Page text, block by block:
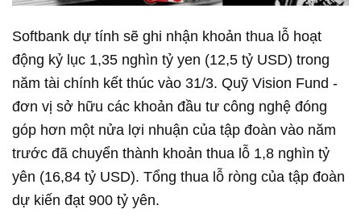
Softbank dự tính sẽ ghi nhận khoản thua lỗ hoạt
động kỷ lục 1,35 nghìn tỷ yen (12,5 tỷ USD) trong
năm tài chính kết thúc vào 31/3. Quỹ Vision Fund -
đơn vị sở hữu các khoản đầu tư công nghệ đóng
góp hơn một nửa lợi nhuận của tập đoàn vào năm
trước đã chuyển thành khoản thua lỗ 1,8 nghìn tỷ
yên (16,84 tỷ USD). Tổng thua lỗ ròng của tập đoàn
dự kiến đạt 900 tỷ yên.